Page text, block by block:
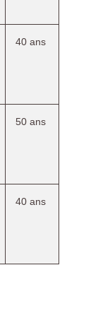
40 ans
50 ans
40 ans